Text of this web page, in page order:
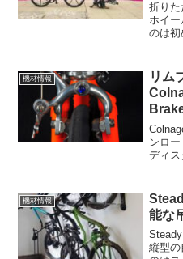
折りた
ホイー
のは初
の
段階
イズ
り...
機材情報
リム
ンロー
ディス
レー
素敵
Road
機材情報
SteadyRack
能な
縦型の